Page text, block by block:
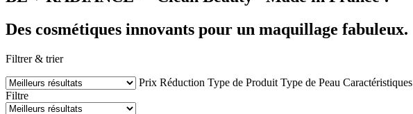
Des cosmétiques innovants pour un maquillage fabuleux.
Filtrer & trier
Prix Réduction Type de Produit Type de Peau Caractéristiques
Filtre